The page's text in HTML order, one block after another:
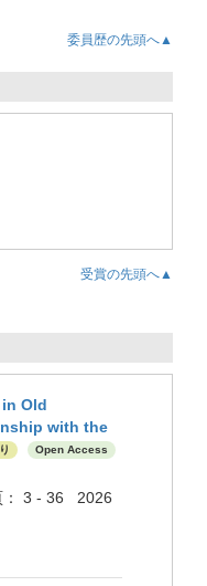
委員歴の先頭へ▲
受賞の先頭へ▲
Old
with the
Open Access
3 - 36 2026